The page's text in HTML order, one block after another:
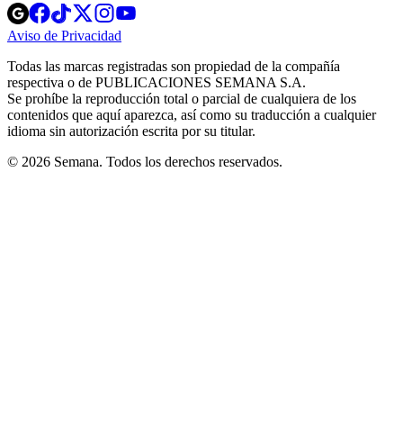
Opens
in
new
Opens
in
new
Opens
in
new
window
Opens
new
windowwindow
Aviso de Privacidad
new
window
Todas las marcas registradas son propiedad de la compañía
respectiva o de PUBLICACIONES SEMANA S.A.
Se prohíbe la reproducción total o parcial de cualquiera de los
contenidos que aquí aparezca, así como su traducción a cualquier
idioma sin autorización escrita por su titular.
© 2026 Semana. Todos los derechos reservados.